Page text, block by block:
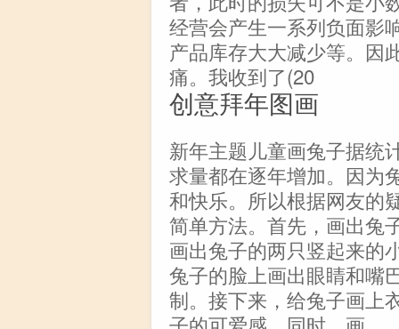
经营会产生一系列负面影
产品库存大大减少等。因
痛。我收到了(20
创意拜年图画
新年主题儿童画兔子据统
求量都在逐年增加。因为
和快乐。所以根据网友的
简单方法。首先，画出兔
画出兔子的两只竖起来的
兔子的脸上画出眼睛和嘴
制。接下来，给兔子画上
子的可爱感。同时，画